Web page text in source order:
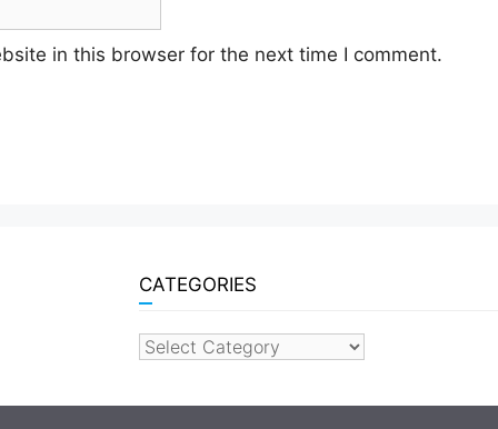
in this browser for the next time I comment.
CATEGORIES
categories